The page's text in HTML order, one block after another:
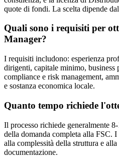
quote di fondi. La scelta dipende
Quali sono i requisiti per
Manager?
I requisiti includono: esperienza
dirigenti, capitale minimo, business
compliance e risk management,
e sostanza economica locale.
Quanto tempo richiede
Il processo richiede generalmente
della domanda completa alla FSC.
alla complessità della struttura e
documentazione.